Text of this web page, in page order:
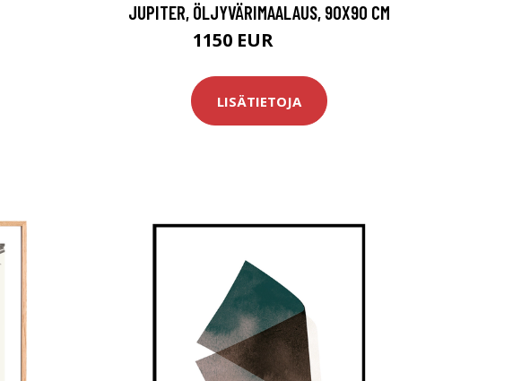
JUPITER, ÖLJYVÄRIMAALAUS, 90X90 CM
1150 EUR
LISÄTIETOJA